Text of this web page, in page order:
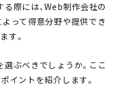
際には、Web制作会社の
って得意分野や提供でき
す。
ぶべきでしょうか。ここ
イントを紹介します。